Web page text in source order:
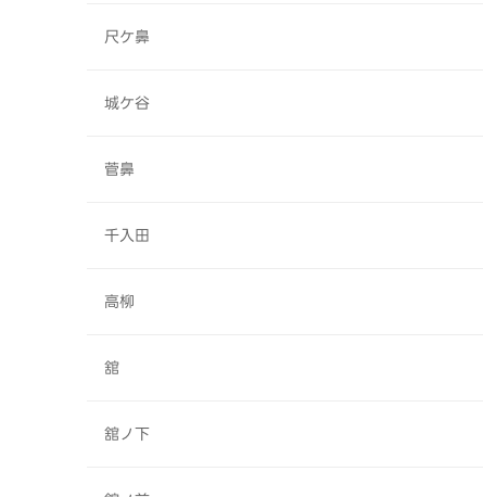
尺ケ鼻
城ケ谷
菅鼻
千入田
高柳
舘
舘ノ下